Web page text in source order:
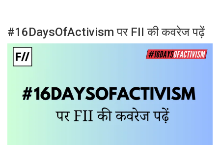
#16DaysOfActivism पर FII की कवरेज पढ़ें